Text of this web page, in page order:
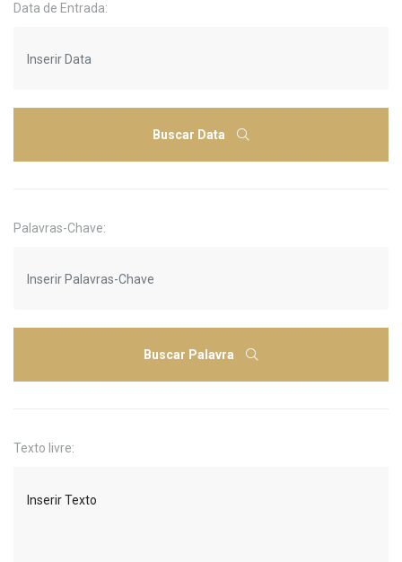
Data de Entrada:
Buscar Data
Palavras-Chave:
Buscar Palavra
Texto livre: